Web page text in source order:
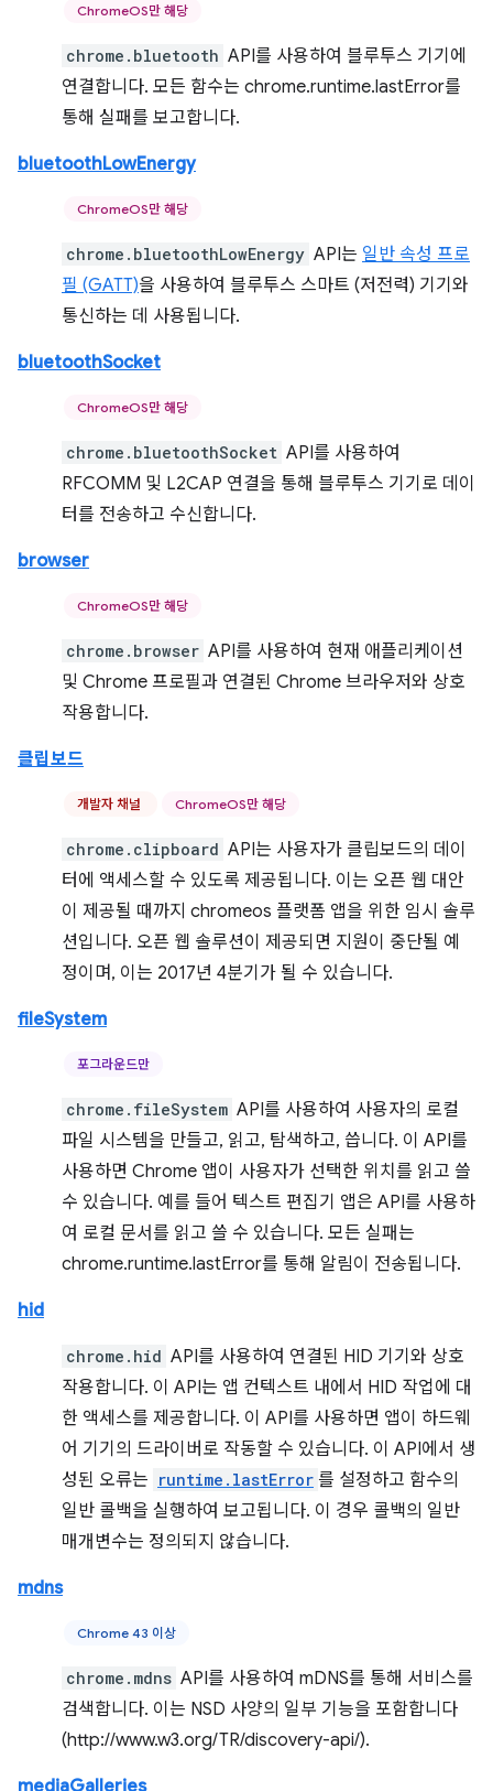
ChromeOS만 해당
chrome.bluetooth API를 사용하여 블루투스 기기에
연결합니다. 모든 함수는 chrome.runtime.lastError를
통해 실패를 보고합니다.
bluetoothLowEnergy
ChromeOS만 해당
chrome.bluetoothLowEnergy API는 일반 속성 프로
필 (GATT)을 사용하여 블루투스 스마트 (저전력) 기기와
통신하는 데 사용됩니다.
bluetoothSocket
ChromeOS만 해당
chrome.bluetoothSocket API를 사용하여
RFCOMM 및 L2CAP 연결을 통해 블루투스 기기로 데이
터를 전송하고 수신합니다.
browser
ChromeOS만 해당
chrome.browser API를 사용하여 현재 애플리케이션
및 Chrome 프로필과 연결된 Chrome 브라우저와 상호
작용합니다.
클립보드
개발자 채널 ChromeOS만 해당
chrome.clipboard API는 사용자가 클립보드의 데이
터에 액세스할 수 있도록 제공됩니다. 이는 오픈 웹 대안
이 제공될 때까지 chromeos 플랫폼 앱을 위한 임시 솔루
션입니다. 오픈 웹 솔루션이 제공되면 지원이 중단될 예
정이며, 이는 2017년 4분기가 될 수 있습니다.
fileSystem
포그라운드만
chrome.fileSystem API를 사용하여 사용자의 로컬
파일 시스템을 만들고, 읽고, 탐색하고, 씁니다. 이 API를
사용하면 Chrome 앱이 사용자가 선택한 위치를 읽고 쓸
수 있습니다. 예를 들어 텍스트 편집기 앱은 API를 사용하
여 로컬 문서를 읽고 쓸 수 있습니다. 모든 실패는
chrome.runtime.lastError를 통해 알림이 전송됩니다.
hid
chrome.hid API를 사용하여 연결된 HID 기기와 상호
작용합니다. 이 API는 앱 컨텍스트 내에서 HID 작업에 대
한 액세스를 제공합니다. 이 API를 사용하면 앱이 하드웨
어 기기의 드라이버로 작동할 수 있습니다. 이 API에서 생
성된 오류는 runtime.lastError 를 설정하고 함수의
일반 콜백을 실행하여 보고됩니다. 이 경우 콜백의 일반
매개변수는 정의되지 않습니다.
mdns
Chrome 43 이상
chrome.mdns API를 사용하여 mDNS를 통해 서비스를
검색합니다. 이는 NSD 사양의 일부 기능을 포함합니다
(http://www.w3.org/TR/discovery-api/).
mediaGalleries